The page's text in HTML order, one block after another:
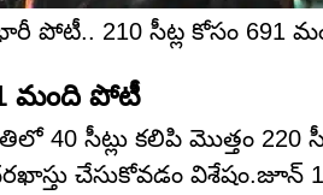
పోటీ.. 210 సీట్ల కోసం 691
మంది పోటీ
40 సీట్లు కలిపి మొత్తం
చేసుకోవడం విశేషం.జూన్